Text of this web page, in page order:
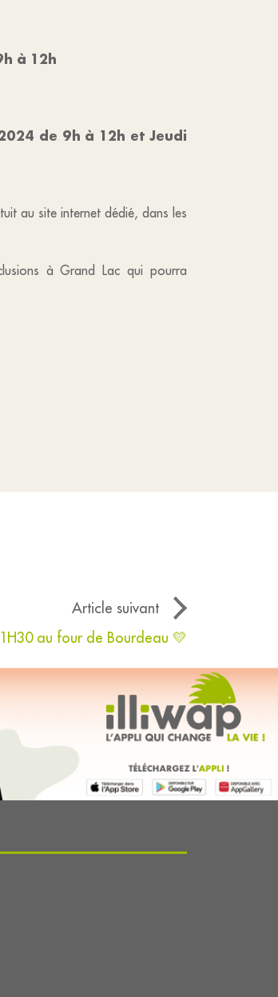
à 12h
de 9h à 12h et Jeudi
au site internet dédié, dans les
à Grand Lac qui pourra
Article suivant
au four de Bourdeau 💛